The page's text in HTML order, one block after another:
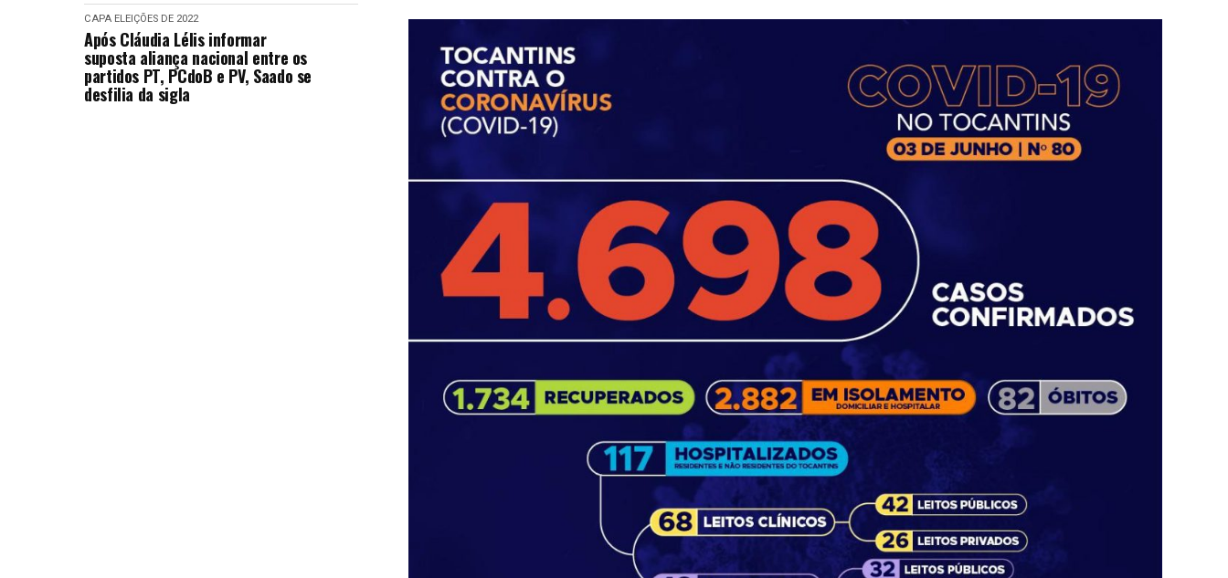
CAPA ELEIÇÕES DE 2022
Após Cláudia Lélis informar
suposta aliança nacional entre os
partidos PT, PCdoB e PV, Saado se
desfilia da sigla